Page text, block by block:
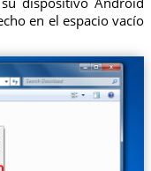
en el espacio vacío